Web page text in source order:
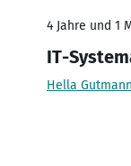
4 Jahre und 1
IT-
Hella